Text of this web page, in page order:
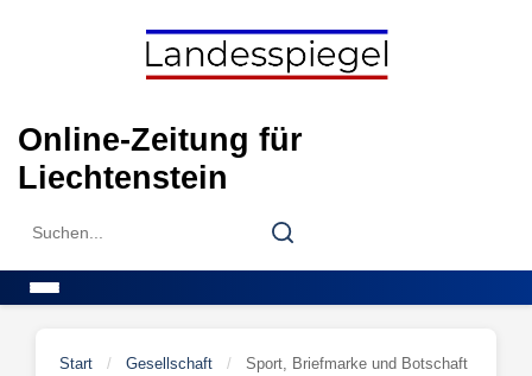
Online-Zeitung für
Liechtenstein
Search
Search
Start / Gesellschaft /
Sport, Briefmarke und Botschaft